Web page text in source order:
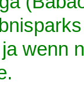
wenn